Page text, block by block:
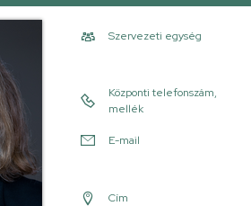
Szervezeti egység
Központi telefonszám,
mellék
E-mail
Cím